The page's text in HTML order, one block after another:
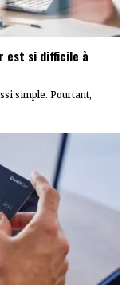
est si difficile à
simple. Pourtant,